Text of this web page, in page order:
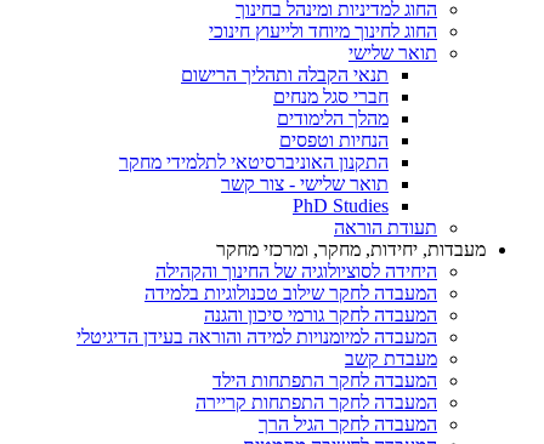
החוג למדיניות ומינהל בחינוך
החוג לחינוך מיוחד ולייעוץ חינוכי
תואר שלישי
תנאי הקבלה ותהליך הרישום
חברי סגל מנחים
מהלך הלימודים
הנחיות וטפסים
התקנון האוניברסיטאי לתלמידי מחקר
תואר שלישי - צור קשר
PhD Studies
תעודת הוראה
מעבדות, יחידות, מחקר, ומרכזי מחקר
היחידה לסוציולוגיה של החינוך והקהילה
המעבדה לחקר שילוב טכנולוגיות בלמידה
המעבדה לחקר גורמי סיכון והגנה
המעבדה למיומנויות למידה והוראה בעידן הדיגיטלי
מעבדת קשב
המעבדה לחקר התפתחות הילד
המעבדה לחקר התפתחות קריירה
המעבדה לחקר הגיל הרך